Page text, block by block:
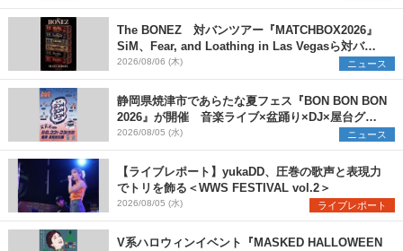
The BONEZ 対バンツアー『MATCHBOX2026』
SiM、Fear, and Loathing in Las Vegasら対バン
アーティストを一斉解禁
2026/08/06 (木) ニュース
静岡県焼津市であらたな夏フェス『BON BON BON
2026』が開催 音楽ライブ×盆踊り×DJ×屋台グル
メ×ランタンナイトで彩る2日間
2026/08/05 (水) ニュース
【ライブレポート】yukaDD、圧巻の歌声と表現力
でトリを飾る＜WWS FESTIVAL vol.2＞
2026/08/05 (水) ライブレポート
V系ハロウィンイベント『MASKED HALLOWEEN